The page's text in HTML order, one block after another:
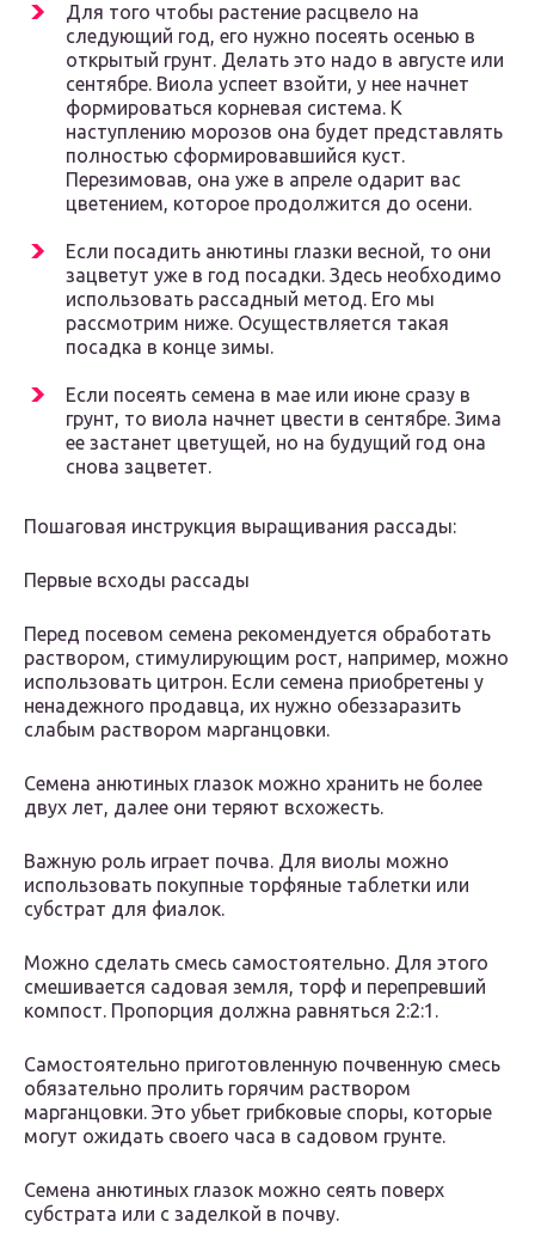
Для того чтобы растение расцвело на
следующий год, его нужно посеять осенью в
открытый грунт. Делать это надо в августе или
сентябре. Виола успеет взойти, у нее начнет
формироваться корневая система. К
наступлению морозов она будет представлять
полностью сформировавшийся куст.
Перезимовав, она уже в апреле одарит вас
цветением, которое продолжится до осени.
Если посадить анютины глазки весной, то они
зацветут уже в год посадки. Здесь необходимо
использовать рассадный метод. Его мы
рассмотрим ниже. Осуществляется такая
посадка в конце зимы.
Если посеять семена в мае или июне сразу в
грунт, то виола начнет цвести в сентябре. Зима
ее застанет цветущей, но на будущий год она
снова зацветет.
Пошаговая инструкция выращивания рассады:
Первые всходы рассады
Перед посевом семена рекомендуется обработать
раствором, стимулирующим рост, например, можно
использовать цитрон. Если семена приобретены у
ненадежного продавца, их нужно обеззаразить
слабым раствором марганцовки.
Семена анютиных глазок можно хранить не более
двух лет, далее они теряют всхожесть.
Важную роль играет почва. Для виолы можно
использовать покупные торфяные таблетки или
субстрат для фиалок.
Можно сделать смесь самостоятельно. Для этого
смешивается садовая земля, торф и перепревший
компост. Пропорция должна равняться 2:2:1.
Самостоятельно приготовленную почвенную смесь
обязательно пролить горячим раствором
марганцовки. Это убьет грибковые споры, которые
могут ожидать своего часа в садовом грунте.
Семена анютиных глазок можно сеять поверх
субстрата или с заделкой в почву.